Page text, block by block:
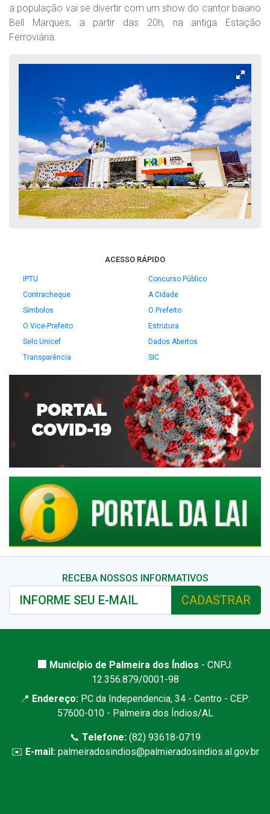
a população vai se divertir com um show do cantor baiano
Bell Marques, a partir das 20h, na antiga Estação
Ferroviária.
ACESSO RÁPIDO
IPTU
Concurso Público
Contracheque
A Cidade
Símbolos
O Prefeito
O Vice-Prefeito
Estrutura
Selo Unicef
Dados Abertos
Transparência
SIC
RECEBA NOSSOS INFORMATIVOS
CADASTRAR
🏢 Município de Palmeira dos Índios - CNPJ:
12.356.879/0001-98
📍 Endereço: PC da Independencia, 34 - Centro - CEP:
57600-010 - Palmeira dos Índios/AL
📞 Telefone:(82) 93618-0719
✉️ E-mail: palmeiradosindios@palmieradosindios.al.gov.br